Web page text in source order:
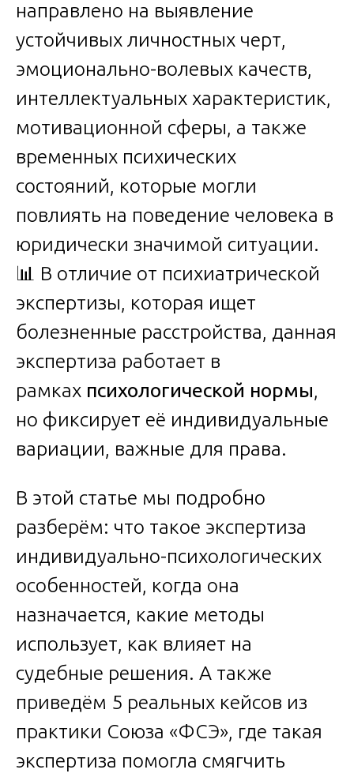
направлено на выявление
устойчивых личностных черт,
эмоционально-волевых качеств,
интеллектуальных характеристик,
мотивационной сферы, а также
временных психических
состояний, которые могли
повлиять на поведение человека в
юридически значимой ситуации.
📊 В отличие от психиатрической
экспертизы, которая ищет
болезненные расстройства, данная
экспертиза работает в
рамках психологической нормы,
но фиксирует её индивидуальные
вариации, важные для права.
В этой статье мы подробно
разберём: что такое экспертиза
индивидуально-психологических
особенностей, когда она
назначается, какие методы
использует, как влияет на
судебные решения. А также
приведём 5 реальных кейсов из
практики Союза «ФСЭ», где такая
экспертиза помогла смягчить